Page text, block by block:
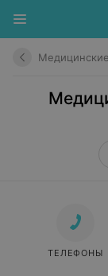
ТЕЛЕФОНЫ